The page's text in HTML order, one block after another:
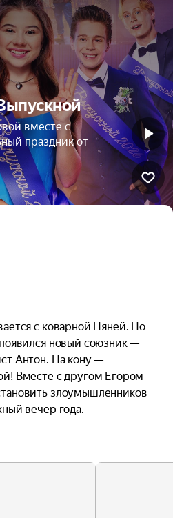
вместе с
праздник от
с коварной Няней. Но
новый союзник —
Антон. На кону —
Вместе с другом Егором
злоумышленников
вечер года.